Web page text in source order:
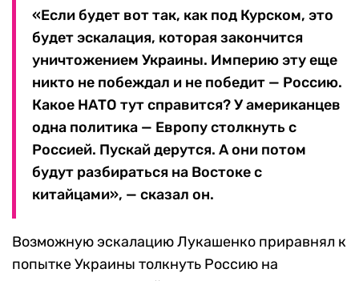
«Если будет вот так, как под Курском, это
будет эскалация, которая закончится
уничтожением Украины. Империю эту еще
никто не побеждал и не победит — Россию.
Какое НАТО тут справится? У американцев
одна политика — Европу столкнуть с
Россией. Пускай дерутся. А они потом
будут разбираться на Востоке с
китайцами», — сказал он.
Возможную эскалацию Лукашенко приравнял к
попытке Украины толкнуть Россию на